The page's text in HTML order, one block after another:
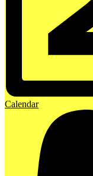
Calendar